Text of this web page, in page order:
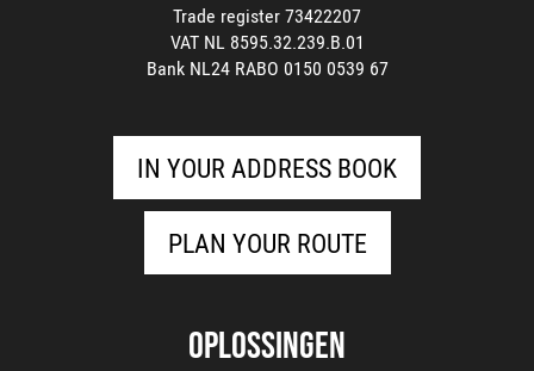
Trade register 73422207
VAT NL 8595.32.239.B.01
Bank NL24 RABO 0150 0539 67
IN YOUR ADDRESS BOOK
PLAN YOUR ROUTE
Oplossingen